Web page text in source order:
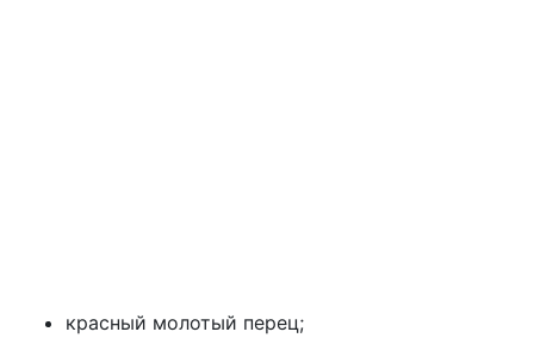
красный молотый перец;